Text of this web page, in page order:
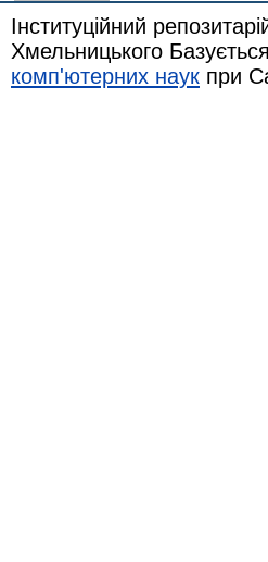
Інституційний
Хмельницького
комп'ютерних наук при